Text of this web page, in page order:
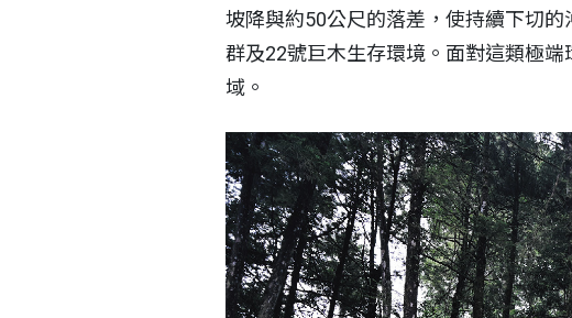
坡降與約50公尺的落差，使持續下切
群及22號巨木生存環境。面對這類極
域。